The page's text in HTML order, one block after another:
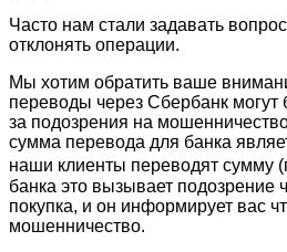
Часто нам стали задавать
отклонять операции.
Мы хотим обратить ваше
переводы через Сбербанк могут
за подозрения на
сумма перевода для банка
наши клиенты переводят сумму
банка это вызывает подозрение
покупка, и он информирует вас
мошенничество.